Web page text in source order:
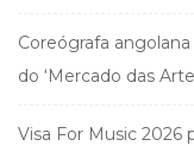
Coreógrafa
do ‘Mercado das
Visa For Music 2026